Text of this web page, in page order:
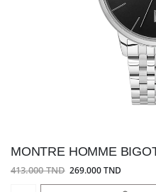
MONTRE HOMME
413.000 TND 269.000 TND